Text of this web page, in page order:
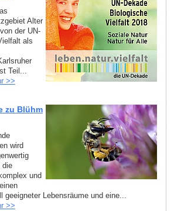
Alter
der UN-
als
Teil...
>>
zu Blühm
wird
die
und
geeigneter Lebensräume und eine...
>>